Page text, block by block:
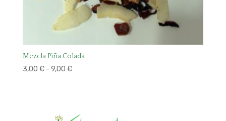
Mezcla Piña Colada
3,00 € - 9,00 €Rango
3,00 €